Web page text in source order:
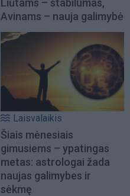
Avinams – nauja galimybė
Laisvalaikis
Šiais mėnesiais
gimusiems – ypatingas
metas: astrologai žada
naujas galimybes ir
sėkmę